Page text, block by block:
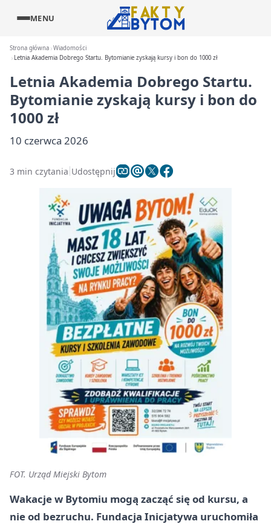
MENU
Strona główna Wiadomości
Letnia Akademia Dobrego Startu. Bytomianie zyskają kursy i bon do 1000 zł
Letnia Akademia Dobrego Startu.
Bytomianie zyskają kursy i bon do
1000 zł
10 czerwca 2026
3 min czytania Udostępnij
FOT. Urząd Miejski Bytom
Wakacje w Bytomiu mogą zacząć się od kursu, a
nie od bezruchu. Fundacja Inicjatywa uruchomiła